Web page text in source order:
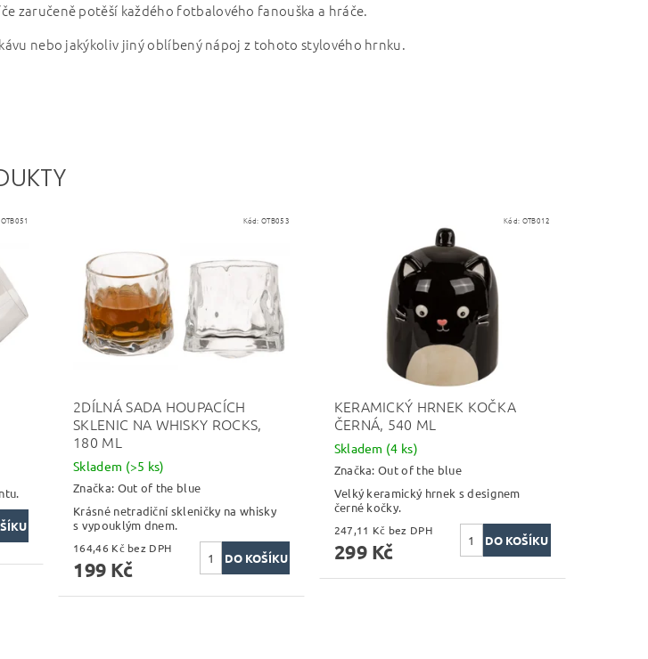
zaručeně potěší každého fotbalového fanouška a hráče.
nebo jakýkoliv jiný oblíbený nápoj z tohoto stylového hrnku.
OTB051 Kód:OTB053
2DÍLNÁ SADA HOUPACÍCH
SKLENIC NA WHISKY ROCKS,
180 ML
Skladem (>5 ks)
Značka: Out of the blue
Krásné netradiční skleničky na whisky
s vypouklým dnem.
164,46 Kč bez DPH
199 Kč
Kód: OTB012
KERAMICKÝ HRNEK KOČKA
ČERNÁ, 540 ML
Skladem (4 ks)
Značka:Out of the blue
Velký keramický hrnek s designem
černé kočky.
247,11 Kč bez DPH
299 Kč